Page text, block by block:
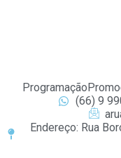
Programação
(66) 9
Endereço: Rua